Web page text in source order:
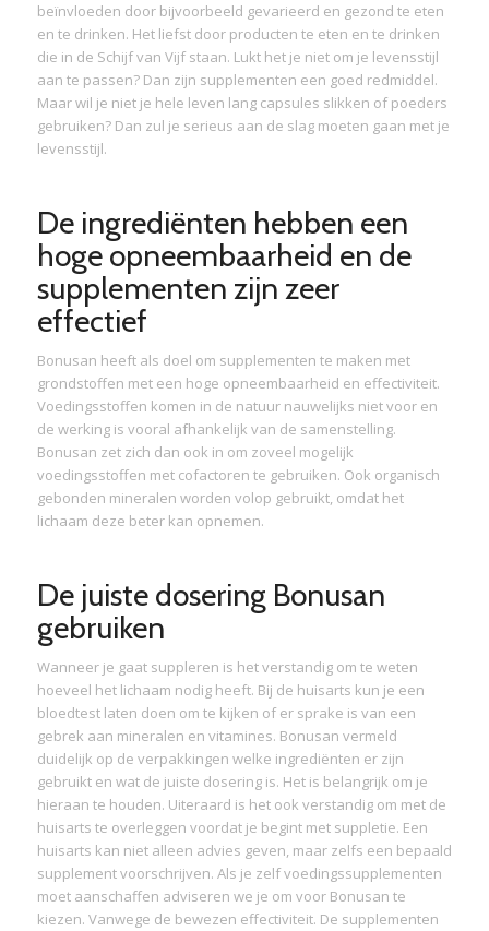
beïnvloeden door bijvoorbeeld gevarieerd en gezond te eten
en te drinken. Het liefst door producten te eten en te drinken
die in de Schijf van Vijf staan. Lukt het je niet om je levensstijl
aan te passen? Dan zijn supplementen een goed redmiddel.
Maar wil je niet je hele leven lang capsules slikken of poeders
gebruiken? Dan zul je serieus aan de slag moeten gaan met je
levensstijl.
De ingrediënten hebben een
hoge opneembaarheid en de
supplementen zijn zeer
effectief
Bonusan heeft als doel om supplementen te maken met
grondstoffen met een hoge opneembaarheid en effectiviteit.
Voedingsstoffen komen in de natuur nauwelijks niet voor en
de werking is vooral afhankelijk van de samenstelling.
Bonusan zet zich dan ook in om zoveel mogelijk
voedingsstoffen met cofactoren te gebruiken. Ook organisch
gebonden mineralen worden volop gebruikt, omdat het
lichaam deze beter kan opnemen.
De juiste dosering Bonusan
gebruiken
Wanneer je gaat suppleren is het verstandig om te weten
hoeveel het lichaam nodig heeft. Bij de huisarts kun je een
bloedtest laten doen om te kijken of er sprake is van een
gebrek aan mineralen en vitamines. Bonusan vermeld
duidelijk op de verpakkingen welke ingrediënten er zijn
gebruikt en wat de juiste dosering is. Het is belangrijk om je
hieraan te houden. Uiteraard is het ook verstandig om met de
huisarts te overleggen voordat je begint met suppletie. Een
huisarts kan niet alleen advies geven, maar zelfs een bepaald
supplement voorschrijven. Als je zelf voedingssupplementen
moet aanschaffen adviseren we je om voor Bonusan te
kiezen. Vanwege de bewezen effectiviteit. De supplementen